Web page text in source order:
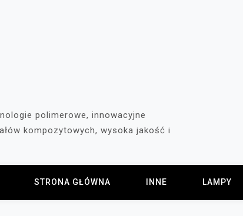
polimerowe, innowacyjne
kompozytowych, wysoka jakość i
STRONA GŁÓWNA INNE LAMPY